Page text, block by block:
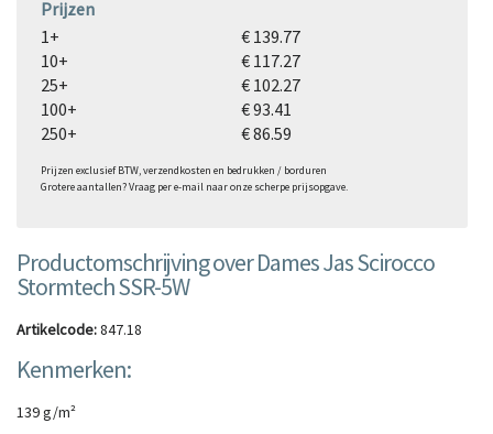
Prijzen
1+
€ 139.77
10+
€ 117.27
25+
€ 102.27
100+
€ 93.41
250+
€ 86.59
Prijzen exclusief BTW, verzendkosten en bedrukken / borduren
Grotere aantallen? Vraag per e-mail naar onze scherpe prijsopgave.
Productomschrijving over Dames Jas Scirocco
Stormtech SSR-5W
Artikelcode:847.18
Kenmerken:
139 g/m²